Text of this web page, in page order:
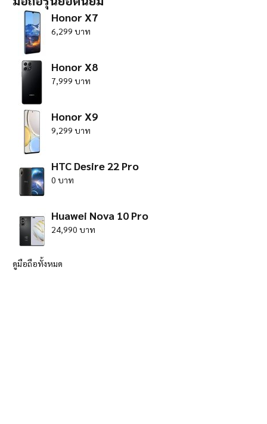
Honor X7
6,299 บาท
Honor X8
7,999 บาท
Honor X9
9,299 บาท
HTC Desire 22 Pro
0 บาท
Huawei Nova 10 Pro
24,990 บาท
ดูมือถือทั้งหมด